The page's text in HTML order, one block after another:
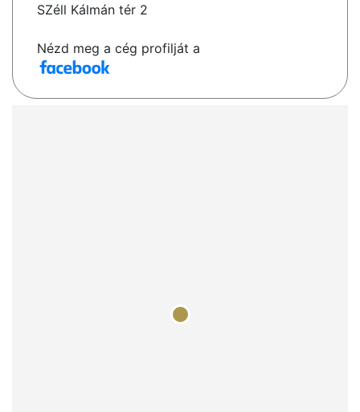
SZéll Kálmán tér 2
Nézd meg a cég profilját a